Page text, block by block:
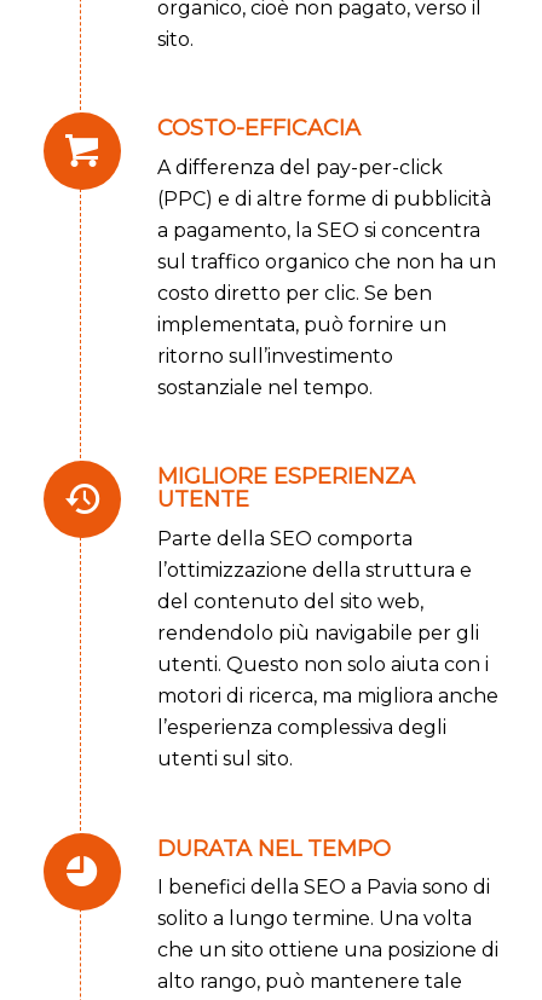
organico, cioè non pagato, verso il
sito.
COSTO-EFFICACIA
A differenza del pay-per-click
(PPC) e di altre forme di pubblicità
a pagamento, la SEO si concentra
sul traffico organico che non ha un
costo diretto per clic. Se ben
implementata, può fornire un
ritorno sull’investimento
sostanziale nel tempo.
MIGLIORE ESPERIENZA
UTENTE
Parte della SEO comporta
l’ottimizzazione della struttura e
del contenuto del sito web,
rendendolo più navigabile per gli
utenti. Questo non solo aiuta con i
motori di ricerca, ma migliora anche
l’esperienza complessiva degli
utenti sul sito.
DURATA NEL TEMPO
I benefici della SEO a Pavia sono di
solito a lungo termine. Una volta
che un sito ottiene una posizione di
alto rango, può mantenere tale